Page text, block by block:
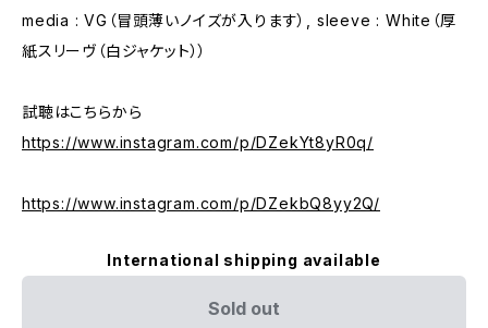
media : VG（冒頭薄いノイズが入ります）, sleeve : White（厚
紙スリーヴ（白ジャケット））
試聴はこちらから
https://www.instagram.com/p/DZekYt8yR0q/
https://www.instagram.com/p/DZekbQ8yy2Q/
International shipping available
Sold out